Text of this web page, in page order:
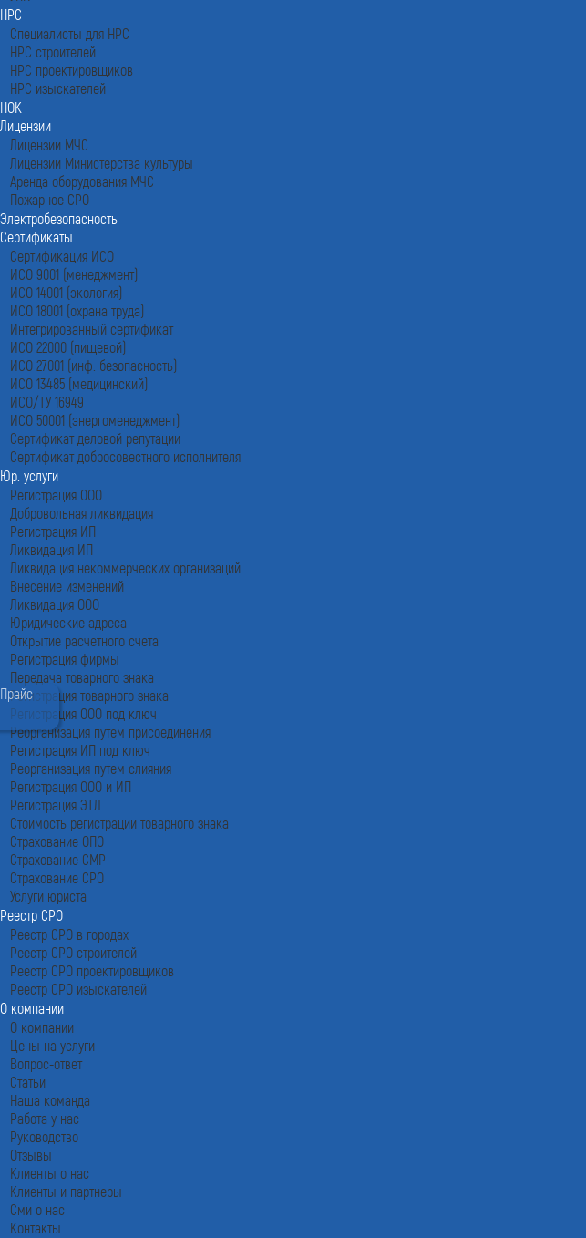
НРС
Специалисты для НРС
НРС строителей
НРС проектировщиков
НРС изыскателей
НОК
Лицензии
Лицензии МЧС
Лицензии Министерства культуры
Аренда оборудования МЧС
Пожарное СРО
Электробезопасность
Сертификаты
Сертификация ИСО
ИСО 9001 (менеджмент)
ИСО 14001 (экология)
ИСО 18001 (охрана труда)
Интегрированный сертификат
ИСО 22000 (пищевой)
ИСО 27001 (инф. безопасность)
ИСО 13485 (медицинский)
ИСО/ТУ 16949
ИСО 50001 (энергоменеджмент)
Сертификат деловой репутации
Сертификат добросовестного исполнителя
Юр. услуги
Регистрация ООО
Добровольная ликвидация
Регистрация ИП
Ликвидация ИП
Ликвидация некоммерческих организаций
Внесение изменений
Ликвидация ООО
Юридические адреса
Открытие расчетного счета
Регистрация фирмы
Передача товарного знака
Регистрация товарного знака
Регистрация ООО под ключ
Реорганизация путем присоединения
Регистрация ИП под ключ
Реорганизация путем слияния
Регистрация ООО и ИП
Регистрация ЭТЛ
Стоимость регистрации товарного знака
Страхование ОПО
Страхование СМР
Страхование СРО
Услуги юриста
Реестр СРО
Реестр СРО в городах
Реестр СРО строителей
Реестр СРО проектировщиков
Реестр СРО изыскателей
О компании
О компании
Цены на услуги
Вопрос-ответ
Статьи
Наша команда
Работа у нас
Руководство
Отзывы
Клиенты о нас
Клиенты и партнеры
Сми о нас
Контакты
Прайс